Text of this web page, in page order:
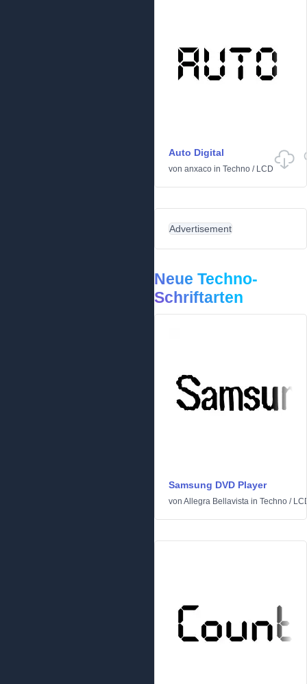
Auto Digital
von anxaco in Techno / LCD
Advertisement
Neue Techno-
Schriftarten
Samsung DVD Player
von Allegra Bellavista in Techno /